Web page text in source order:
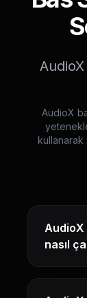
AudioX
kullanarak
nasıl